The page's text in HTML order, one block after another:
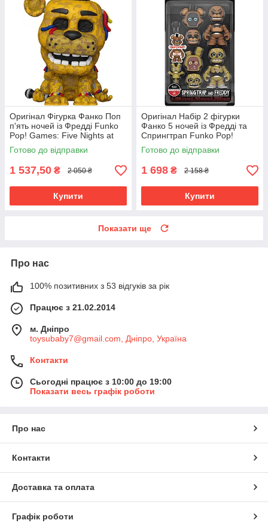
Оригінал Фігурка Фанко Поп
п'ять ночей із Фредді Funko
Pop! Games: Five Nights at
Freddy's (FNAF) - Withered
Golden Freddy 1033
Готово до відправки
1 537,50 ₴ 2 050 ₴
Купити
Оригінал Набір 2 фігурки
Фанко 5 ночей із Фредді та
Спрингтрап Funko Pop!
Snaps: Five Nights at Freddy's
64924
Готово до відправки
1 698 ₴ 2 158 ₴
Купити
Показати ще
Про нас
100% позитивних з 53 відгуків за рік
Працює з 21.02.2014
м. Дніпро
toysubaby7@gmail.com, Дніпро, Україна
Контакти
Сьогодні працює з 10:00 до 19:00
Показати весь графік роботи
Про нас
Контакти
Доставка та оплата
Графік роботи